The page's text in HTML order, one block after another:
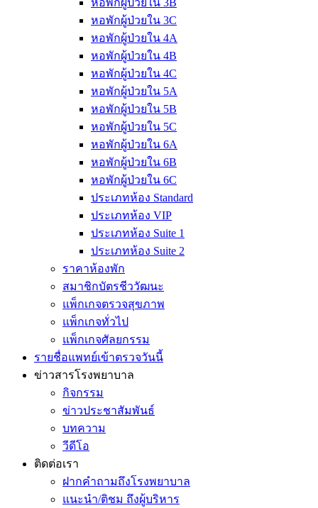
หอพักผู้ป่วยใน 3B
หอพักผู้ป่วยใน 3C
หอพักผู้ป่วยใน 4A
หอพักผู้ป่วยใน 4B
หอพักผู้ป่วยใน 4C
หอพักผู้ป่วยใน 5A
หอพักผู้ป่วยใน 5B
หอพักผู้ป่วยใน 5C
หอพักผู้ป่วยใน 6A
หอพักผู้ป่วยใน 6B
หอพักผู้ป่วยใน 6C
ประเภทห้อง Standard
ประเภทห้อง VIP
ประเภทห้อง Suite 1
ประเภทห้อง Suite 2
ราคาห้องพัก
สมาชิกบัตรชีววัฒนะ
แพ็กเกจตรวจสุขภาพ
แพ็กเกจทั่วไป
แพ็กเกจศัลยกรรม
รายชื่อแพทย์เข้าตรวจวันนี้
ข่าวสารโรงพยาบาล
กิจกรรม
ข่าวประชาสัมพันธ์
บทความ
วีดีโอ
ติดต่อเรา
ฝากคำถามถึงโรงพยาบาล
แนะนำ/ติชม ถึงผู้บริหาร